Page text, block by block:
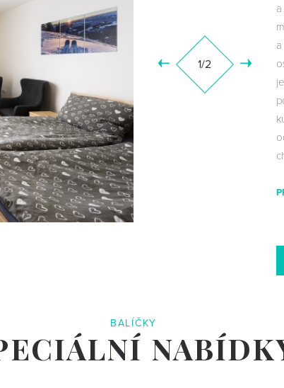
1/2
BALÍČKY